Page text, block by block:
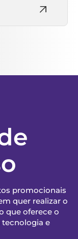
promocionais
quer realizar o
que oferece o
e